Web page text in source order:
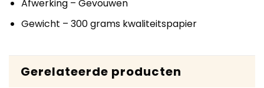
Afwerking – Gevouwen
Gewicht – 300 grams kwaliteitspapier
Gerelateerde producten